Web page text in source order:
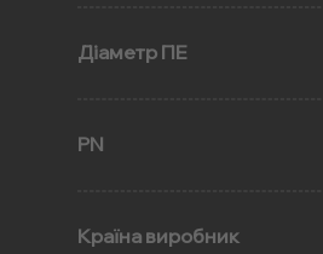
Діаметр ПЕ
PN
Країна виробник